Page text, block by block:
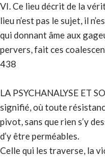
VI. Ce lieu décrit de la
lieu n’est pas le sujet, il
qui donnant âme aux
pervers, fait ces
438
LA PSYCHANALYSE ET
signifié, où toute
pivot, sans que rien s’y
d’y être perméables.
Celle qui les traverse, la